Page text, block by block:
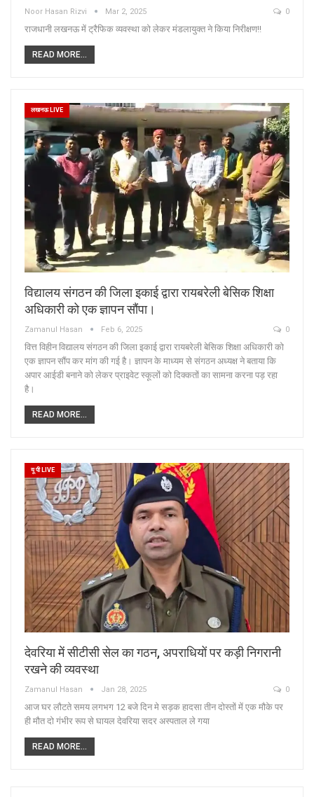
Noor Hasan Rizvi Mar 2, 2025 0
राजधानी लखनऊ में ट्रैफिक व्यवस्था को लेकर मंडलायुक्त ने किया निरीक्षण!!
READ MORE...
लखनऊ LIVE
विद्यालय संगठन की जिला इकाई द्वारा रायबरेली बेसिक शिक्षा
अधिकारी को एक ज्ञापन सौंपा।
Zamanul Hasan Feb 6, 2025 0
वित्त विहीन विद्यालय संगठन की जिला इकाई द्वारा रायबरेली बेसिक शिक्षा अधिकारी को
एक ज्ञापन सौंप कर मांग की गई है। ज्ञापन के माध्यम से संगठन अध्यक्ष ने बताया कि
अपार आईडी बनाने को लेकर प्राइवेट स्कूलों को दिक्कतों का सामना करना पड़ रहा
है।
READ MORE...
यू पी LIVE
देवरिया में सीटीसी सेल का गठन, अपराधियों पर कड़ी निगरानी
रखने की व्यवस्था
Zamanul Hasan Jan 28, 2025 0
आज घर लौटते समय लगभग 12 बजे दिन मे सड़क हादसा तीन दोस्तों में एक मौके पर
ही मौत दो गंभीर रूप से घायल देवरिया सदर अस्पताल ले गया
READ MORE...